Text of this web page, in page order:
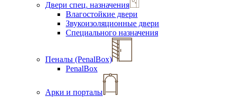
Двери спец. назначения
Влагостойкие двери
Звукоизоляционные двери
Специального назначения
Пеналы (PenalBox)
PenalBox
Арки и порталы